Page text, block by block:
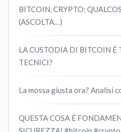
BITCOIN, CRYPTO:
(ASCOLTA…)
LA CUSTODIA DI BITCOIN É
TECNICI?
La mossa giusta ora? Analisi
QUESTA COSA É